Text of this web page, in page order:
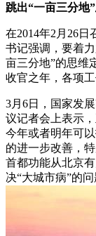
跳出“一亩三分地
在2014年2月26
书记强调，要着
亩三分地”的思维
收官之年，各项
3月6日，国家发
议记者会上表示
今年或者明年可
的进一步改善，
首都功能从北京
决“大城市病”的问